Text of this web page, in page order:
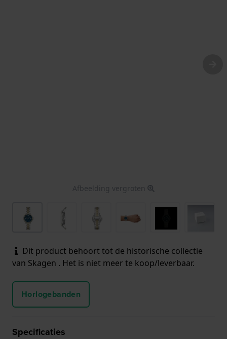
Afbeelding vergroten
Dit product behoort tot de historische collectie
van Skagen . Het is niet meer te koop/leverbaar.
Horlogebanden
Specificaties